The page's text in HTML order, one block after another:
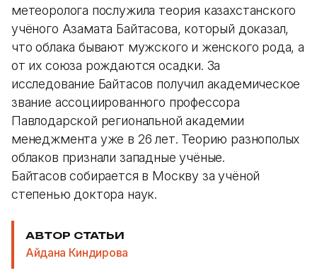
метеоролога послужила теория казахстанского
учёного Азамата Байтасова, который доказал,
что облака бывают мужского и женского рода, а
от их союза рождаются осадки. За
исследование Байтасов получил академическое
звание ассоциированного профессора
Павлодарской региональной академии
менеджмента уже в 26 лет. Теорию разнополых
облаков признали западные учёные.
Байтасов собирается в Москву за учёной
степенью доктора наук.
АВТОР СТАТЬИ
Айдана Киндирова